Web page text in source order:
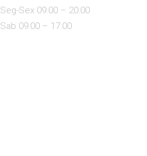
Seg-Sex 09:00 – 20:00
Sab 09:00 – 17:00